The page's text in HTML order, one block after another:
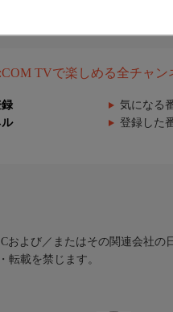
TVで楽しめる全チャン
気になる
ル 登録した
よび／またはその関連会社の
転載を禁じます。